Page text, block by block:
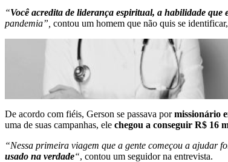
“Você acredita de liderança espiritual, a habilidade que
pandemia”, contou um homem que não quis se
De acordo com fiéis, Gerson se passava pormissionário
uma de suas campanhas, ele chegou a conseguir R$ 16
“Nessa primeira viagem que a gente começou a ajudar
usado na verdade“, contou um seguidor na entrevista.